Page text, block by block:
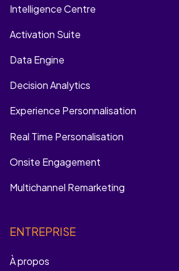
Intelligence Centre
Activation Suite
Data Engine
Decision Analytics
Experience Personnalisation
Real Time Personalisation
Onsite Engagement
Multichannel Remarketing
ENTREPRISE
À propos